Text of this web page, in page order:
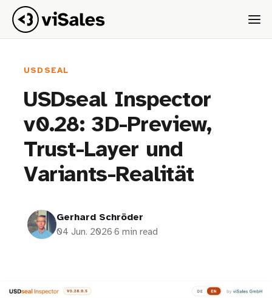
USDSEAL
USDseal Inspector
v0.28: 3D-Preview,
Trust-Layer und
Variants-Realität
Gerhard Schröder
04 Jun. 2026·6 min read